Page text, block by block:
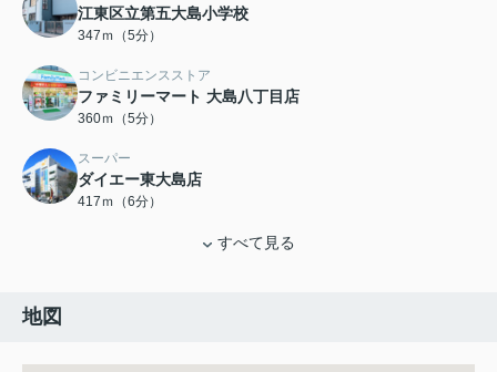
江東区立第五大島小学校
347ｍ（5分）
コンビニエンスストア
ファミリーマート 大島八丁目店
360ｍ（5分）
スーパー
ダイエー東大島店
417ｍ（6分）
すべて見る
地図